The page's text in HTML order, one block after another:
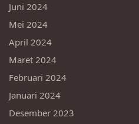
Juni 2024
Mei 2024
April 2024
Maret 2024
Februari 2024
Januari 2024
Desember 2023